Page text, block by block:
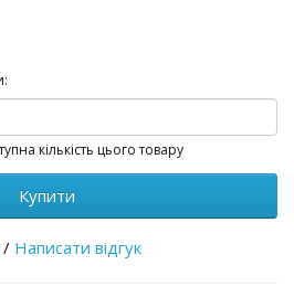
кількість цього товару
Купити
/ Написати відгук